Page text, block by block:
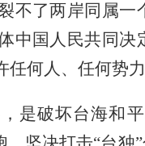
不了两岸同属
中国人民共同
何人、任何势
是破坏台海和